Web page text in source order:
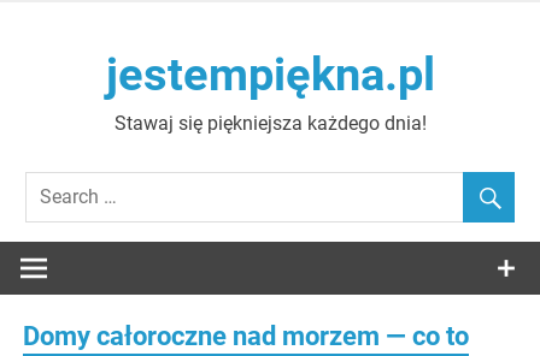
jestempiękna.pl
Stawaj się piękniejsza każdego dnia!
Domy całoroczne nad morzem — co to